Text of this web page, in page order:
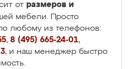
от размеров и
мебели. Просто
любому из телефонов:
, 8 (495) 665-24-01,
, и наш менеджер быстро